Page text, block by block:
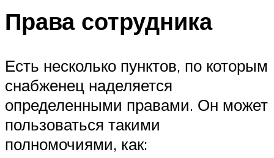
Права сотрудника
Есть несколько пунктов, по которым
снабженец наделяется
определенными правами. Он может
пользоваться такими
полномочиями, как: